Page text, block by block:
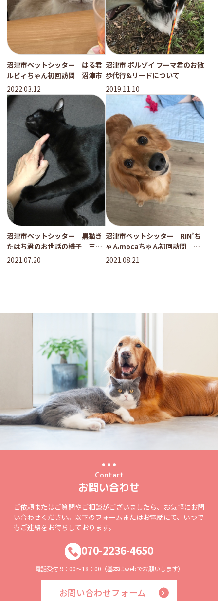
沼津市ペットシッター はる君
ルビィちゃん初回訪問 沼津市
2022.03.12
沼津市 ボルゾイ フーマ君のお散
歩代行&リードについて
2019.11.10
沼津市ペットシッター 黒猫き
たはち君のお世話の様子 三島
市
2021.07.20
沼津市ペットシッター RIN’ち
ゃんmocaちゃん初回訪問 長
泉町
2021.08.21
Contact
お問い合わせ
ご依頼またはご質問やご相談がございましたら、お気軽にお問
い合わせください。以下のフォームまたはお電話にて、いつで
もご連絡をお待ちしております。
070-2236-4650
電話受付 9：00～18：00（基本はwebでお願いします）
お問い合わせフォーム